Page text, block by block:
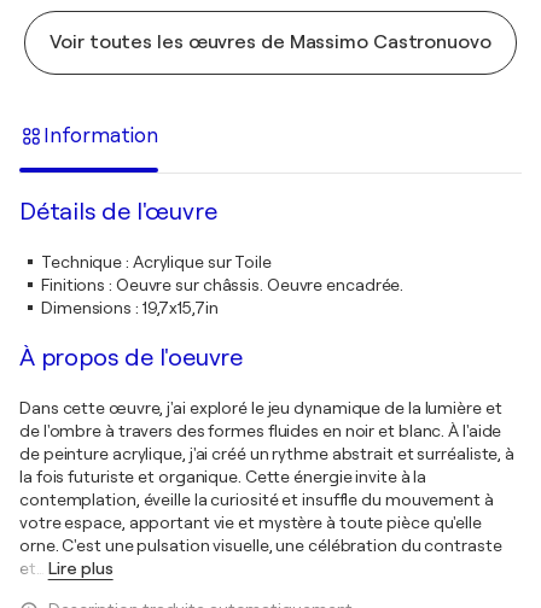
Voir toutes les œuvres de Massimo Castronuovo
Information
Détails de l'œuvre
Technique: Acrylique sur Toile
Finitions : Oeuvre sur châssis. Oeuvre encadrée.
Dimensions : 19,7x15,7in
À propos de l'oeuvre
Dans cette œuvre, j'ai exploré le jeu dynamique de la lumière et
de l'ombre à travers des formes fluides en noir et blanc. À l'aide
de peinture acrylique, j'ai créé un rythme abstrait et surréaliste, à
la fois futuriste et organique. Cette énergie invite à la
contemplation, éveille la curiosité et insuffle du mouvement à
votre espace, apportant vie et mystère à toute pièce qu'elle
orne. C'est une pulsation visuelle, une célébration du contraste
et
Lire plus